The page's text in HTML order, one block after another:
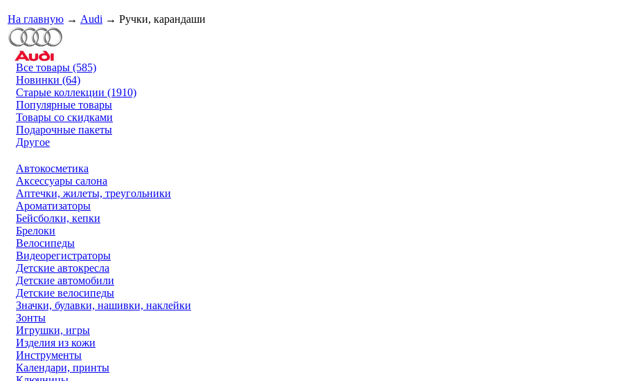
На главную → Audi → Ручки, карандаши
Все товары (585)
Новинки (64)
Старые коллекции (1910)
Популярные товары
Товары со скидками
Подарочные пакеты
Другое
Автокосметика
Аксессуары салона
Аптечки, жилеты, треугольники
Ароматизаторы
Бейсболки, кепки
Брелоки
Велосипеды
Видеорегистраторы
Детские автокресла
Детские автомобили
Детские велосипеды
Значки, булавки, нашивки, наклейки
Зонты
Игрушки, игры
Изделия из кожи
Инструменты
Календари, принты